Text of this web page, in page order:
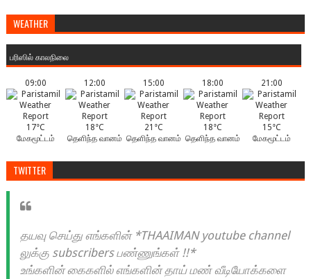
WEATHER
பரிஸில் காலநிலை
09:00
17°C
மேகமூட்டம்
12:00
18°C
தெளிந்த வானம்
15:00
21°C
தெளிந்த வானம்
18:00
18°C
தெளிந்த வானம்
21:00
15°C
மேகமூட்டம்
TWITTER
தயவு செய்து எங்களின் *THAAIMAN youtube channel
லுக்கு subscribers பண்ணுங்கள் !!*
உங்களின் கைகளில் எங்களின் தாய் மண் வீடியோக்களை